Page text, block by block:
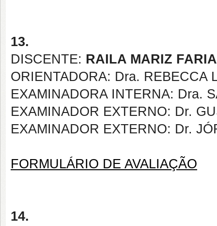
13.
DISCENTE: RAILA MARIZ FARIA
ORIENTADORA: Dra. REBECCA
EXAMINADORA INTERNA: Dra.
EXAMINADOR EXTERNO: Dr.
EXAMINADOR EXTERNO: Dr.
FORMULÁRIO DE AVALIAÇÃO
14.